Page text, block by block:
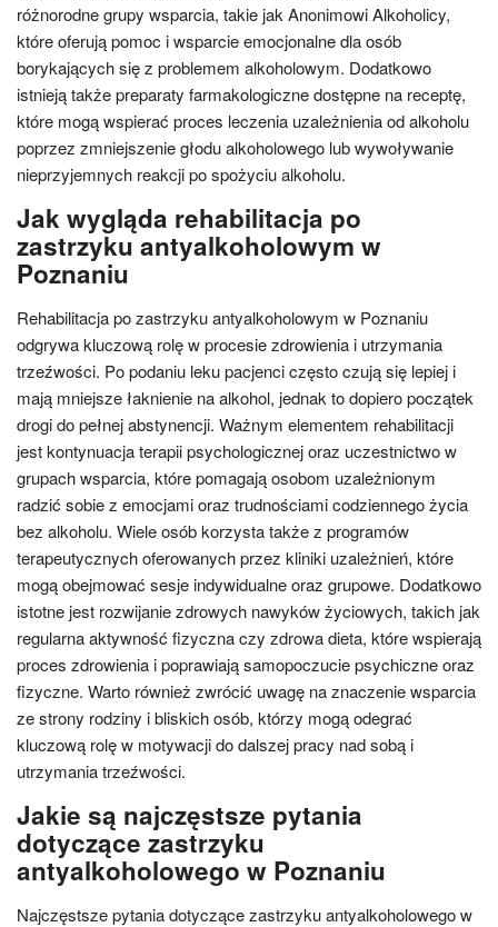
różnorodne grupy wsparcia, takie jak Anonimowi Alkoholicy,
które oferują pomoc i wsparcie emocjonalne dla osób
borykających się z problemem alkoholowym. Dodatkowo
istnieją także preparaty farmakologiczne dostępne na receptę,
które mogą wspierać proces leczenia uzależnienia od alkoholu
poprzez zmniejszenie głodu alkoholowego lub wywoływanie
nieprzyjemnych reakcji po spożyciu alkoholu.
Jak wygląda rehabilitacja po
zastrzyku antyalkoholowym w
Poznaniu
Rehabilitacja po zastrzyku antyalkoholowym w Poznaniu
odgrywa kluczową rolę w procesie zdrowienia i utrzymania
trzeźwości. Po podaniu leku pacjenci często czują się lepiej i
mają mniejsze łaknienie na alkohol, jednak to dopiero początek
drogi do pełnej abstynencji. Ważnym elementem rehabilitacji
jest kontynuacja terapii psychologicznej oraz uczestnictwo w
grupach wsparcia, które pomagają osobom uzależnionym
radzić sobie z emocjami oraz trudnościami codziennego życia
bez alkoholu. Wiele osób korzysta także z programów
terapeutycznych oferowanych przez kliniki uzależnień, które
mogą obejmować sesje indywidualne oraz grupowe. Dodatkowo
istotne jest rozwijanie zdrowych nawyków życiowych, takich jak
regularna aktywność fizyczna czy zdrowa dieta, które wspierają
proces zdrowienia i poprawiają samopoczucie psychiczne oraz
fizyczne. Warto również zwrócić uwagę na znaczenie wsparcia
ze strony rodziny i bliskich osób, którzy mogą odegrać
kluczową rolę w motywacji do dalszej pracy nad sobą i
utrzymania trzeźwości.
Jakie są najczęstsze pytania
dotyczące zastrzyku
antyalkoholowego w Poznaniu
Najczęstsze pytania dotyczące zastrzyku antyalkoholowego w